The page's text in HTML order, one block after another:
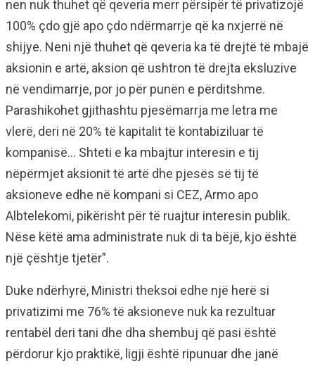
nen nuk thuhet që qeveria merr përsipër të privatizojë
100% çdo gjë apo çdo ndërmarrje që ka nxjerrë në
shijye. Neni një thuhet që qeveria ka të drejtë të mbajë
aksionin e artë, aksion që ushtron të drejta eksluzive
në vendimarrje, por jo për punën e përditshme.
Parashikohet gjithashtu pjesëmarrja me letra me
vlerë, deri në 20% të kapitalit të kontabiziluar të
kompanisë… Shteti e ka mbajtur interesin e tij
nëpërmjet aksionit të artë dhe pjesës së tij të
aksioneve edhe në kompani si CEZ, Armo apo
Albtelekomi, pikërisht për të ruajtur interesin publik.
Nëse këtë ama administrate nuk di ta bëjë, kjo është
një çështje tjetër”.
Duke ndërhyrë, Ministri theksoi edhe një herë si
privatizimi me 76% të aksioneve nuk ka rezultuar
rentabël deri tani dhe dha shembuj që pasi është
përdorur kjo praktikë, ligji është ripunuar dhe janë